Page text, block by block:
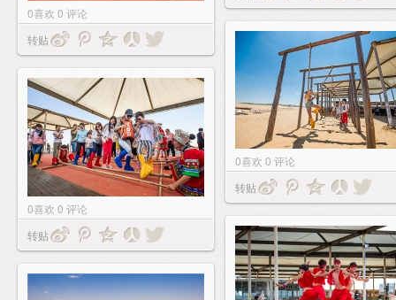
0喜欢 0 评论
转贴
0喜欢 0 评论
转贴
0喜欢 0 评论
转贴